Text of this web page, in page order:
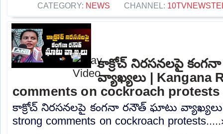
CATEGORY: NEWS CHANNEL:
కాక్రోచ్ నిరసనలపై
వ్యాఖ్యలు | Kangana
comments on cockroach protests
కాక్రోచ్ నిరసనలపై కంగనా రనౌత్ ఘాటు వ్యాఖ్యలు |
strong comments on cockroach